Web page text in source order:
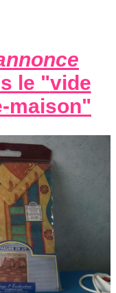
le "vide
maison"